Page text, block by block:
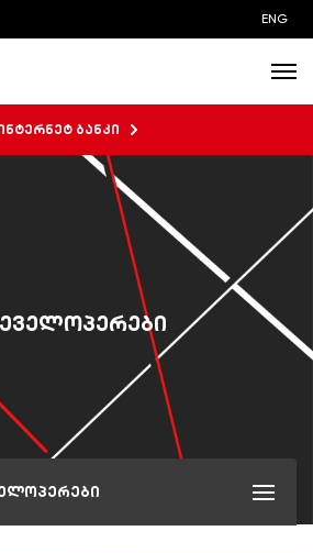
ENG
ბანკი